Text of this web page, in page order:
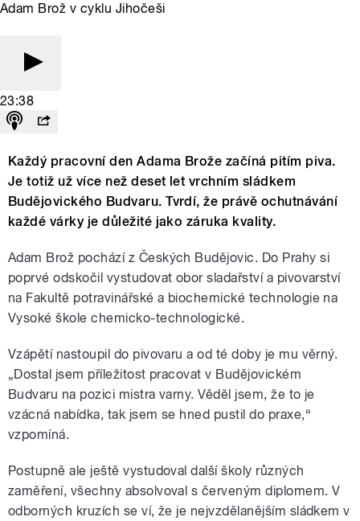
Adam Brož v cyklu Jihočeši
23:38
Každý pracovní den Adama Brože začíná pitím piva.
Je totiž už více než deset let vrchním sládkem
Budějovického Budvaru. Tvrdí, že právě ochutnávání
každé várky je důležité jako záruka kvality.
Adam Brož pochází z Českých Budějovic. Do Prahy si
poprvé odskočil vystudovat obor sladařství a pivovarství
na Fakultě potravinářské a biochemické technologie na
Vysoké škole chemicko-technologické.
Vzápětí nastoupil do pivovaru a od té doby je mu věrný.
„Dostal jsem příležitost pracovat v Budějovickém
Budvaru na pozici mistra varny. Věděl jsem, že to je
vzácná nabídka, tak jsem se hned pustil do praxe,“
vzpomíná.
Postupně ale ještě vystudoval další školy různých
zaměření, všechny absolvoval s červeným diplomem. V
odborných kruzích se ví, že je nejvzdělanějším sládkem v